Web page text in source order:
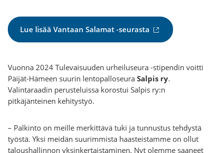
Lue lisää Vantaan Salamat -seurasta
o
i
n
l
i
Vuonna 2024 Tulevaisuuden urheiluseura -stipendin voitti
Päijät-Hämeen suurin lentopalloseura Salpis ry.
Valintaraadin perusteluissa korostui Salpis ry:n
pitkäjänteinen kehitystyö.
– Palkinto on meille merkittävä tuki ja tunnustus tehdystä
työstä. Yksi meidän suurimmista haasteistamme on ollut
taloushallinnon yksinkertaistaminen. Nyt olemme saaneet